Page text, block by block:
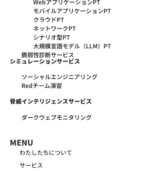
WebアプリケーションPT
モバイルアプリケーションPT
クラウドPT
ネットワークPT
シナリオ型PT
大規模言語モデル（LLM）PT
脆弱性診断サービス
シミュレーションサービス
ソーシャルエンジニアリング
Redチーム演習
脅威インテリジェンスサービス
ダークウェブモニタリング
MENU
わたしたちについて
サービス